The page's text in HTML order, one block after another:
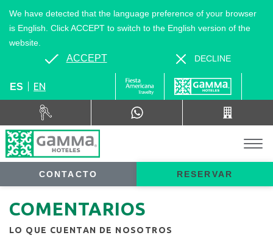
ES EN
CONTACTO RESERVAR
We have detected that the language preference of your browser
is English. Click ACCEPT to switch to the English version of the
website.
ACCEPT DECLINE
COMENTARIOS
LO QUE CUENTAN DE NOSOTROS